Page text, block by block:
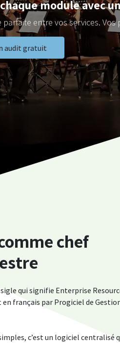
module avec
entre vos services.
audit gratuit
chef
sigle qui signifie Enterprise
en français par Progiciel de
c’est un logiciel centralisé